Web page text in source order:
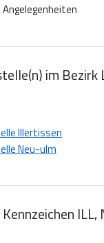
im Bezirk
Illertissen
Neu-ulm
ILL,